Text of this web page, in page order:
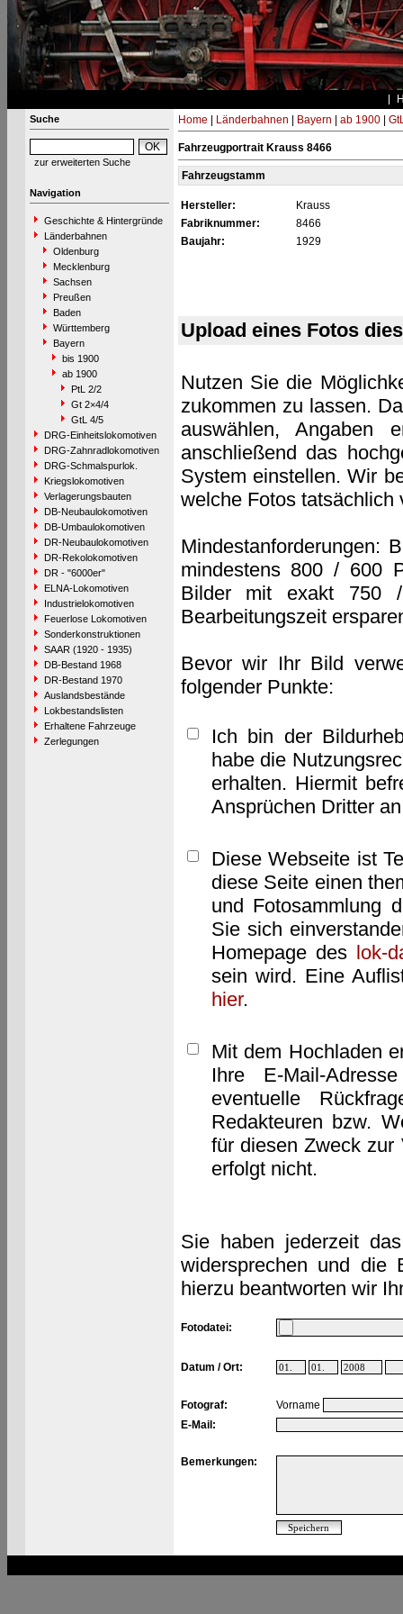
Suche
zur erweiterten Suche
Navigation
Geschichte & Hintergründe
Länderbahnen
Oldenburg
Mecklenburg
Sachsen
Preußen
Baden
Württemberg
Bayern
bis 1900
ab 1900
PtL 2/2
Gt 2×4/4
GtL 4/5
DRG-Einheitslokomotiven
DRG-Zahnradlokomotiven
DRG-Schmalspurlok.
Kriegslokomotiven
Verlagerungsbauten
DB-Neubaulokomotiven
DB-Umbaulokomotiven
DR-Neubaulokomotiven
DR-Rekolokomotiven
DR - "6000er"
ELNA-Lokomotiven
Industrielokomotiven
Feuerlose Lokomotiven
Sonderkonstruktionen
SAAR (1920 - 1935)
DB-Bestand 1968
DR-Bestand 1970
Auslandsbestände
Lokbestandslisten
Erhaltene Fahrzeuge
Zerlegungen
Home Länderbahnen Bayern ab 1900|
Fahrzeugportrait Krauss 8466
Fahrzeugstamm
Hersteller:
Krauss
Fabriknummer:
8466
Baujahr:
1929
Upload eines Fotos
Nutzen Sie die
zukommen zu lassen.
auswählen, Angaben
anschließend das
System einstellen. Wir
welche Fotos tatsächlich
Mindestanforderungen:
mindestens 800 / 600
Bilder mit exakt 750
Bearbeitungszeit
Bevor wir Ihr Bild
folgender Punkte:
Ich bin der
habe die
erhalten. Hiermit
Ansprüchen Dritter
Diese Webseite ist
diese Seite einen
und Fotosammlung
Sie sich
Homepage des lok-
sein wird. Eine
hier.
Mit dem Hochladen
Ihre E-Mail-
eventuelle
Redakteuren bzw.
für diesen Zweck zur
erfolgt nicht.
Sie haben jederzeit
widersprechen und die
hierzu beantworten wir
Fotodatei:
Datum / Ort:
Fotograf:
Vorname
E-Mail:
Bemerkungen: